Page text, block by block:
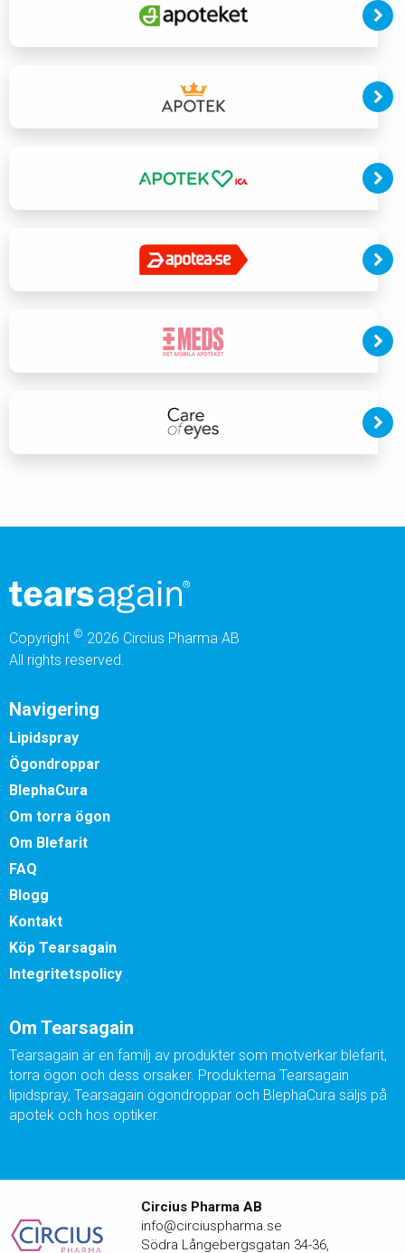
Copyright © 2026 Circius Pharma AB
All rights reserved.
Navigering
Lipidspray
Ögondroppar
BlephaCura
Om torra ögon
Om Blefarit
FAQ
Blogg
Kontakt
Köp Tearsagain
Integritetspolicy
Om Tearsagain
Tearsagain är en familj av produkter som motverkar blefarit,
torra ögon och dess orsaker. Produkterna Tearsagain
lipidspray, Tearsagain ögondroppar och BlephaCura säljs på
apotek och hos optiker.
Circius Pharma AB
info@circiuspharma.se
Södra Långebergsgatan 34-36,